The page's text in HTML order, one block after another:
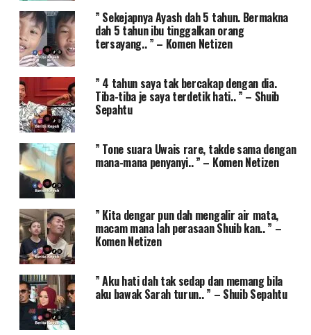
” Sekejapnya Ayash dah 5 tahun. Bermakna
dah 5 tahun ibu tinggalkan orang
tersayang.. ” – Komen Netizen
” 4 tahun saya tak bercakap dengan dia.
Tiba-tiba je saya terdetik hati.. ” – Shuib
Sepahtu
” Tone suara Uwais rare, takde sama dengan
mana-mana penyanyi.. ” – Komen Netizen
” Kita dengar pun dah mengalir air mata,
macam mana lah perasaan Shuib kan.. ” –
Komen Netizen
” Aku hati dah tak sedap dan memang bila
aku bawak Sarah turun.. ” – Shuib Sepahtu